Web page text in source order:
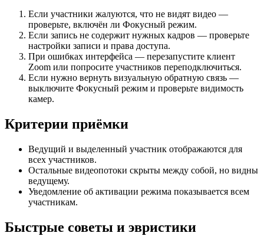
Если участники жалуются, что не видят видео —
проверьте, включён ли Фокусный режим.
Если запись не содержит нужных кадров — проверьте
настройки записи и права доступа.
При ошибках интерфейса — перезапустите клиент
Zoom или попросите участников переподключиться.
Если нужно вернуть визуальную обратную связь —
выключите Фокусный режим и проверьте видимость
камер.
Критерии приёмки
Ведущий и выделенный участник отображаются для
всех участников.
Остальные видеопотоки скрыты между собой, но видны
ведущему.
Уведомление об активации режима показывается всем
участникам.
Быстрые советы и эвристики